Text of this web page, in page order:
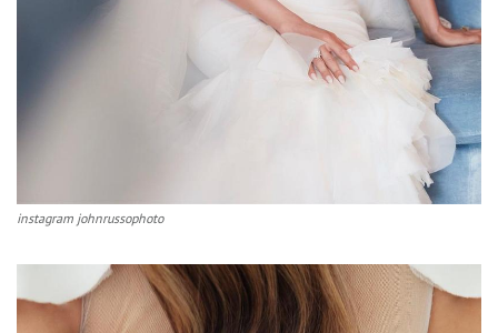
instagram johnrussophoto